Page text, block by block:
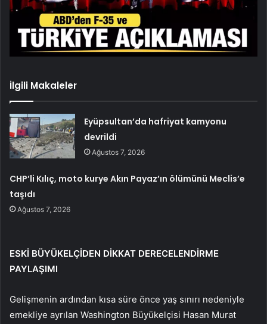
İlgili Makaleler
Eyüpsultan’da hafriyat kamyonu
devrildi
Ağustos 7, 2026
CHP’li Kılıç, moto kurye Akın Payaz’ın ölümünü Meclis’e
taşıdı
Ağustos 7, 2026
ESKİ BÜYÜKELÇİDEN DİKKAT DERECELENDİRME
PAYLAŞIMI
Gelişmenin ardından kısa süre önce yaş sınırı nedeniyle
emekliye ayrılan Washington Büyükelçisi Hasan Murat